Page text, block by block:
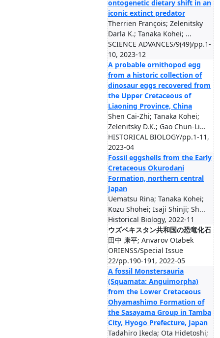
ontogenetic dietary shift in an
iconic extinct predator
Therrien François; Zelenitsky
Darla K.; Tanaka Kohei; ...
SCIENCE ADVANCES/9(49)/pp.1-
10, 2023-12
A probable ornithopod egg
from a historic collection of
dinosaur eggs recovered from
the Upper Cretaceous of
Liaoning Province, China
Shen Cai-Zhi; Tanaka Kohei;
Zelenitsky D.K.; Gao Chun-Li...
HISTORICAL BIOLOGY/pp.1-11,
2023-04
Fossil eggshells from the Early
Cretaceous Okurodani
Formation, northern central
Japan
Uematsu Rina; Tanaka Kohei;
Kozu Shohei; Isaji Shinji; Sh...
Historical Biology, 2022-11
ウズベキスタン共和国の恐竜化石
田中 康平; Anvarov Otabek
ORIENSS/Special Issue
22/pp.190-191, 2022-05
A fossil Monstersauria
(Squamata: Anguimorpha)
from the Lower Cretaceous
Ohyamashimo Formation of
the Sasayama Group in Tamba
City, Hyogo Prefecture, Japan
Tadahiro Ikeda; Ota Hidetoshi;